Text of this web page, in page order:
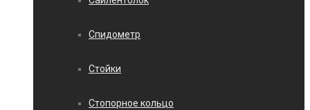
Спидометр
Стойки
Стопорное кольцо